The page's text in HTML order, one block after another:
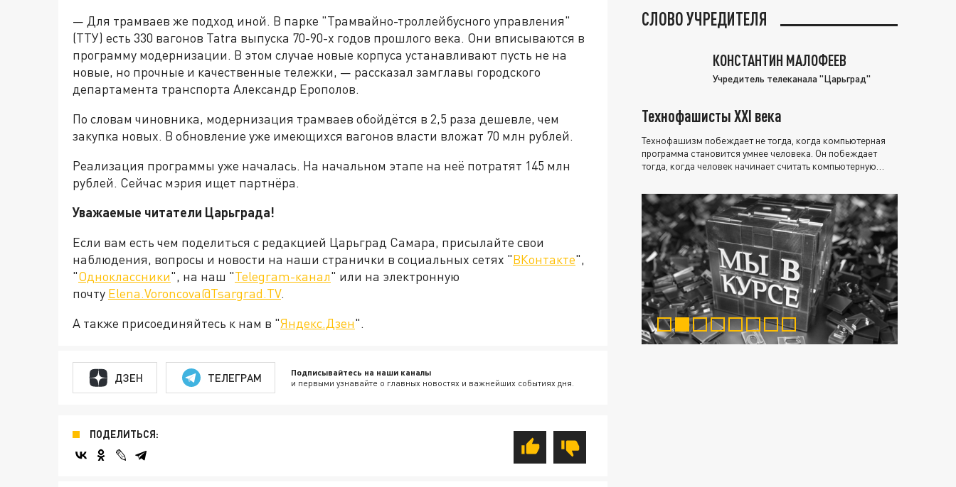
— Для трамваев же подход иной. В парке "Трамвайно-троллейбусного управления"
(ТТУ) есть 330 вагонов Tatra выпуска 70-90-х годов прошлого века. Они вписываются в
программу модернизации. В этом случае новые корпуса устанавливают пусть не на
новые, но прочные и качественные тележки, — рассказал замглавы городского
департамента транспорта Александр Ерополов.
По словам чиновника, модернизация трамваев обойдётся в 2,5 раза дешевле, чем
закупка новых. В обновление уже имеющихся вагонов власти вложат 70 млн рублей.
Реализация программы уже началась. На начальном этапе на неё потратят 145 млн
рублей. Сейчас мэрия ищет партнёра.
Уважаемые читатели Царьграда!
Если вам есть чем поделиться с редакцией Царьград Самара, присылайте свои
наблюдения, вопросы и новости на наши странички в социальных сетях "ВКонтакте",
"Одноклассники", на наш "Telegram-канал" или на электронную
почту Elena.Voroncova@Tsargrad.TV.
А также присоединяйтесь к нам в "Яндекс.Дзен".
ДЗЕН ТЕЛЕГРАМ Подписывайтесь на наши каналы
и первыми узнавайте о главных новостях и важнейших событиях дня.
ПОДЕЛИТЬСЯ:
СЛОВО УЧРЕДИТЕЛЯ
КОНСТАНТИН МАЛОФЕЕВ
Учредитель телеканала "Царьград"
Технофашисты XXI века
Технофашизм побеждает не тогда, когда компьютерная
программа становится умнее человека. Он побеждает
тогда, когда человек начинает считать компьютерную